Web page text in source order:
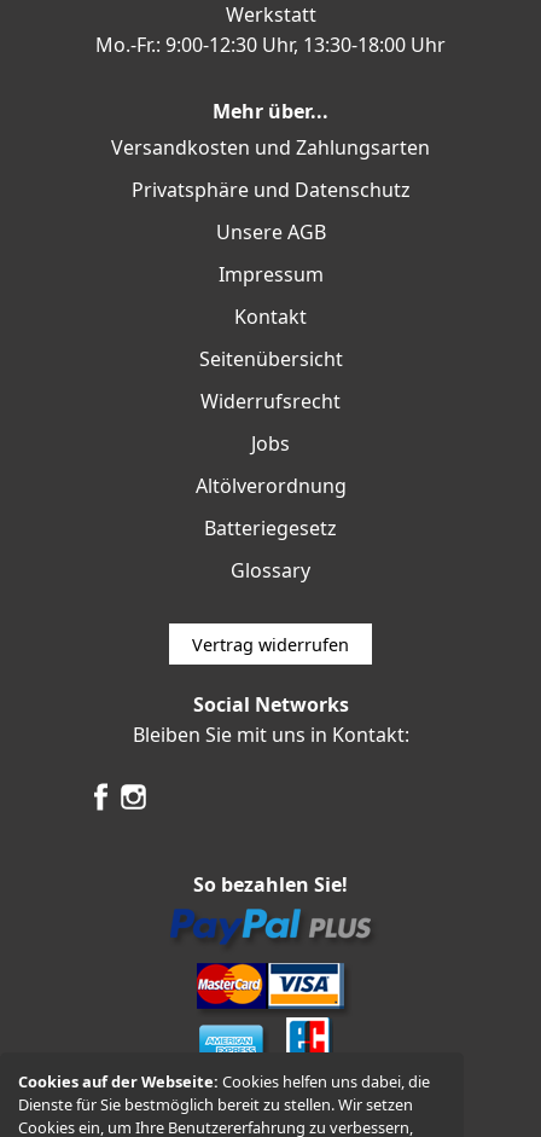
Cookies auf der Webseite:Cookies helfen uns dabei, die
Dienste für Sie bestmöglich bereit zu stellen. Wir setzen
Cookies ein, um Ihre Benutzererfahrung zu verbessern,
Werkstatt
Mo.-Fr.: 9:00-12:30 Uhr, 13:30-18:00 Uhr
Mehr über...
Versandkosten und Zahlungsarten
Privatsphäre und Datenschutz
Unsere AGB
Impressum
Kontakt
Seitenübersicht
Widerrufsrecht
Jobs
Altölverordnung
Batteriegesetz
Glossary
Vertrag widerrufen
Social Networks
Bleiben Sie mit uns in Kontakt:
So bezahlen Sie!
Vorkasse und Nachnahme